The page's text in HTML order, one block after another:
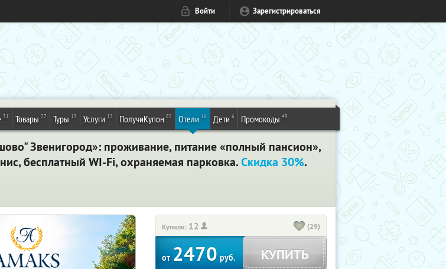
Войти Зарегистрироваться
31 Товары 27 Туры 13 Услуги 12 ПолучиКупон 85 Отели 16 Дети 6 Промокоды 49
Звенигород»: проживание, питание «полный пансион»,
бесплатный WI-Fi, охраняемая парковка.Скидка 30%.
Купили: 12 (29)
от 2470 руб. КУПИТЬ